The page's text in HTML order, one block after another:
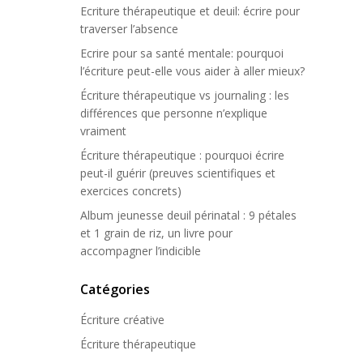
Ecriture thérapeutique et deuil: écrire pour
traverser l’absence
Ecrire pour sa santé mentale: pourquoi
l’écriture peut-elle vous aider à aller mieux?
Écriture thérapeutique vs journaling : les
différences que personne n’explique
vraiment
Écriture thérapeutique : pourquoi écrire
peut-il guérir (preuves scientifiques et
exercices concrets)
Album jeunesse deuil périnatal : 9 pétales
et 1 grain de riz, un livre pour
accompagner l’indicible
Catégories
Écriture créative
Écriture thérapeutique